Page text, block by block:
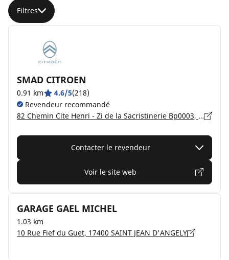
Filtres
SMAD CITROEN
0.91 km 4.6/5(218)
Revendeur recommandé
82 Chemin Cite Henri - Zi de la Sacristinerie Bp0003, 17412 ST JEAN D ANGELY
Contacter le revendeur
Voir le site web
GARAGE GAEL MICHEL
1.03 km
10 Rue Fief du Guet, 17400 SAINT JEAN D'ANGELY